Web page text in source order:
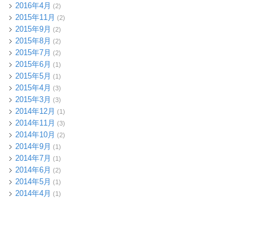
2016年4月 (2)
2015年11月 (2)
2015年9月 (2)
2015年8月 (2)
2015年7月 (2)
2015年6月 (1)
2015年5月 (1)
2015年4月 (3)
2015年3月 (3)
2014年12月 (1)
2014年11月 (3)
2014年10月 (2)
2014年9月 (1)
2014年7月 (1)
2014年6月 (2)
2014年5月 (1)
2014年4月 (1)